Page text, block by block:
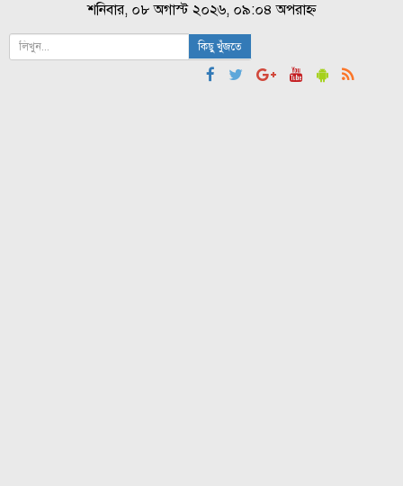
শনিবার, ০৮ অগাস্ট ২০২৬, ০৯:০৪ অপরাহ্ন
কিছু খুঁজতে